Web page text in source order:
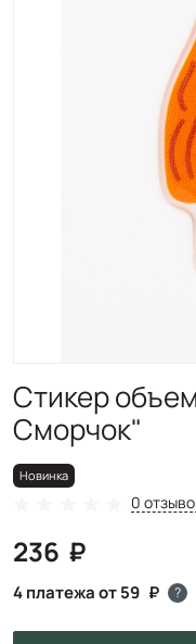
Стикер
Сморчок"
Новинка
0
236
4 платежа от 59 ?